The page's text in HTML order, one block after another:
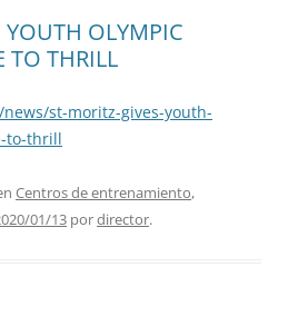
YOUTH OLYMPIC
TO THRILL
st-moritz-gives-youth-
to-thrill
Centros de entrenamiento,
01/13 pordirector.